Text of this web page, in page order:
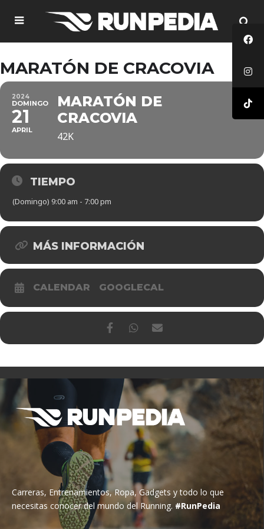
MARATÓN DE CRACOVIA
2024
DOMINGO
21
APRIL
MARATÓN DE
CRACOVIA
42K
TIEMPO
(Domingo) 9:00 am - 7:00 pm
MÁS INFORMACIÓN
CALENDAR GOOGLECAL
Carreras, Entrenamientos, Ropa, Gadgets y todo lo que
necesitas conocer del mundo del Running. #RunPedia